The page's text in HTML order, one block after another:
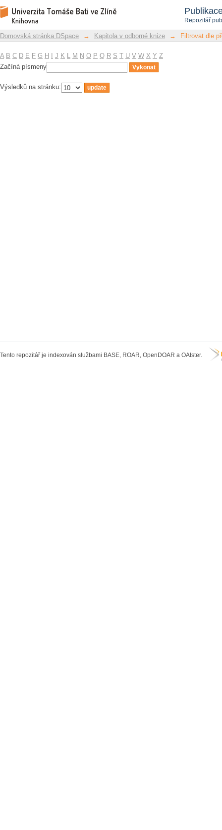
Repozitář
Filtrovat dle předmětu
Repozitář DSpace/Manakin
Domovská stránka DSpace → Kapitola v odborné knize → Filtrovat dle
A B C D E F G H J K L M N O P Q R S T U V W X Y Z
Začíná písmeny
Výsledků na stránku:
Tento repozitář je indexován službami BASE, ROAR, OpenDOAR a OAIster.